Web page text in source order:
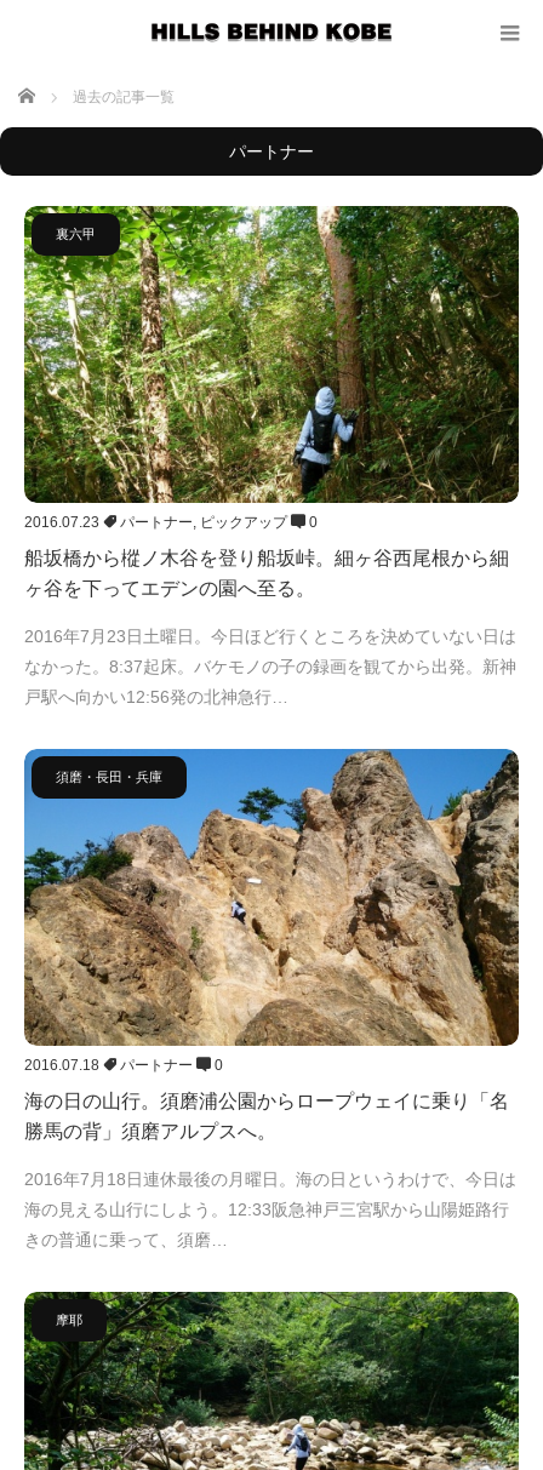
ホーム 過去の記事一覧
パートナー
裏六甲
2016.07.23 パートナー ピックアップ 0
船坂橋から樅ノ木谷を登り船坂峠。細ヶ谷西尾根から細
ヶ谷を下ってエデンの園へ至る。
2016年7月23日土曜日。今日ほど行くところを決めていない日は
なかった。8:37起床。バケモノの子の録画を観てから出発。新神
戸駅へ向かい12:56発の北神急行…
須磨・長田・兵庫
2016.07.18 パートナー 0
海の日の山行。須磨浦公園からロープウェイに乗り「名
勝馬の背」須磨アルプスへ。
2016年7月18日連休最後の月曜日。海の日というわけで、今日は
海の見える山行にしよう。12:33阪急神戸三宮駅から山陽姫路行
きの普通に乗って、須磨…
摩耶